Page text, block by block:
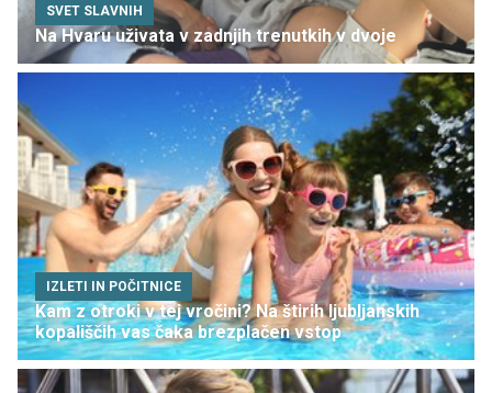
SVET SLAVNIH
Na Hvaru uživata v zadnjih trenutkih v dvoje
IZLETI IN POČITNICE
Kam z otroki v tej vročini? Na štirih ljubljanskih
kopališčih vas čaka brezplačen vstop